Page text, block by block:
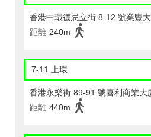
香港中環德忌立街 8-12 號業豐
距離 240m
7-11 上環
香港永樂街 89-91 號喜利商業大
距離 440m